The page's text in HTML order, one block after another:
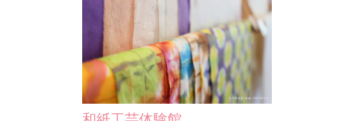
安城市民ギャラリー
年3～4回程度の企画展のほか、美術に
関する表現の発表の場として、個人、
グループ、団体など安城…
安祥城址
永享12年(1440)、
が築城したといわ
い、天守を持たな